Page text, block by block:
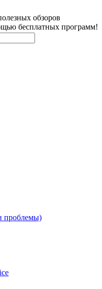
обзоров
бесплатных программ!
проблемы)